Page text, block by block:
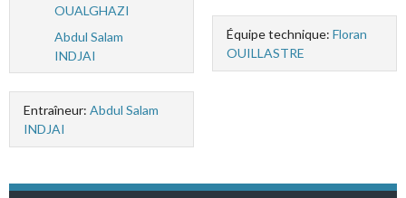
OUALGHAZI
Abdul Salam
INDJAI
Entraîneur: Abdul Salam
INDJAI
Équipe technique: Floran
OUILLASTRE